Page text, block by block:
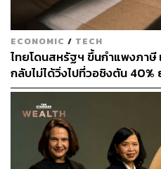
ECONOMIC / TECH
ไทยโดนสหรัฐฯ ขึ้นกำแพงภาษี
กลับไม่ได้วิ่งไปที่วอชิงตัน
ราคาถูกที่ทะลักจน SME ไทยสู้ไ